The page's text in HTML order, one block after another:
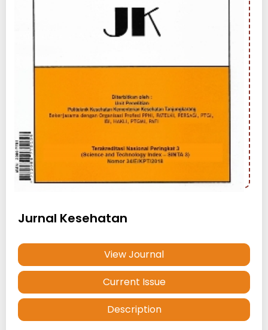
Jurnal Kesehatan
View Journal
Current Issue
Description